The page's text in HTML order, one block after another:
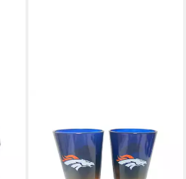
Glass 2er-Set, Glas
34,95 €
lieferbar - in 3-4 Werktagen bei dir